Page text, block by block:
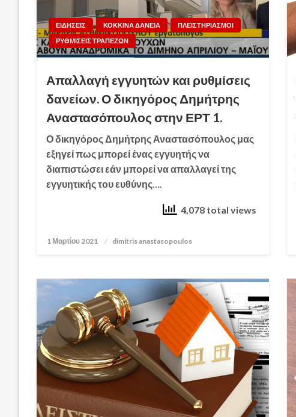
ΕΙΔΗΣΕΙΣ ΚΟΚΚΙΝΑ ΔΑΝΕΙΑ
ΠΛΕΙΣΤΗΡΙΑΣΜΟΙ
ΡΥΘΜΙΣΕΙΣ ΤΡΑΠΕΖΩΝ
Απαλλαγή εγγυητών και ρυθμίσεις
δανείων. Ο δικηγόρος Δημήτρης
Αναστασόπουλος στην ΕΡΤ 1.
Ο δικηγόρος Δημήτρης Αναστασόπουλος μας
εξηγεί πως μπορεί ένας εγγυητής να
διαπιστώσει εάν μπορεί να απαλλαγεί της
εγγυητικής του ευθύνης….
4,078 total views
Posted
1 Μαρτίου 2021 dimitris anastasopoulos